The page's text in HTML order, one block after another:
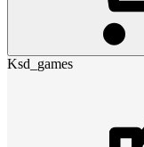
Ksd_games